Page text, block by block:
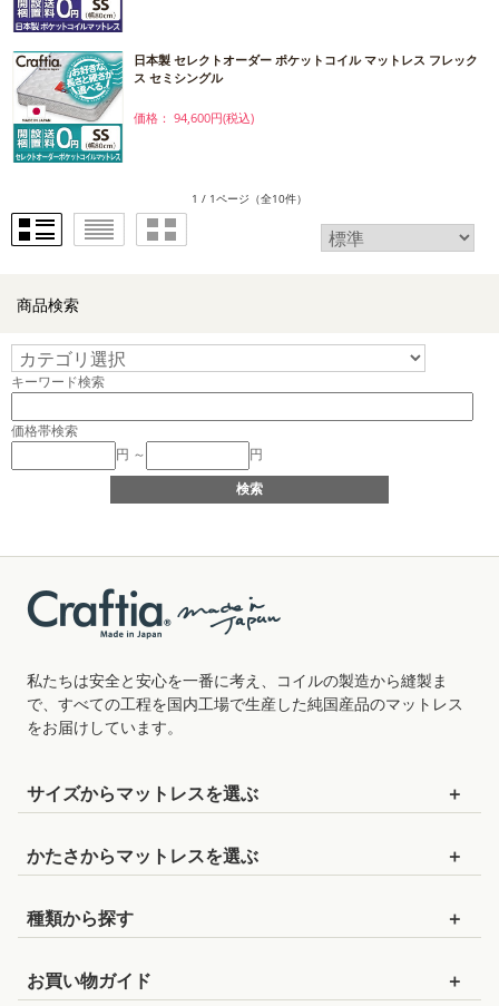
日本製 セレクトオーダー ポケットコイル マットレス フレック
ス セミシングル
価格： 94,600円(税込)
1 / 1ページ （全10件）
商品検索
キーワード検索
価格帯検索
円 ～
円
私たちは安全と安心を一番に考え、コイルの製造から縫製ま
で、すべての工程を国内工場で生産した純国産品のマットレス
をお届けしています。
サイズからマットレスを選ぶ
セミシングル：幅80cm×長さ195cm
セミシングル90
シングルショート
かたさからマットレスを選ぶ
ややかためのマットレス
標準的な硬さのマットレス
種類から探す
お買い物ガイド